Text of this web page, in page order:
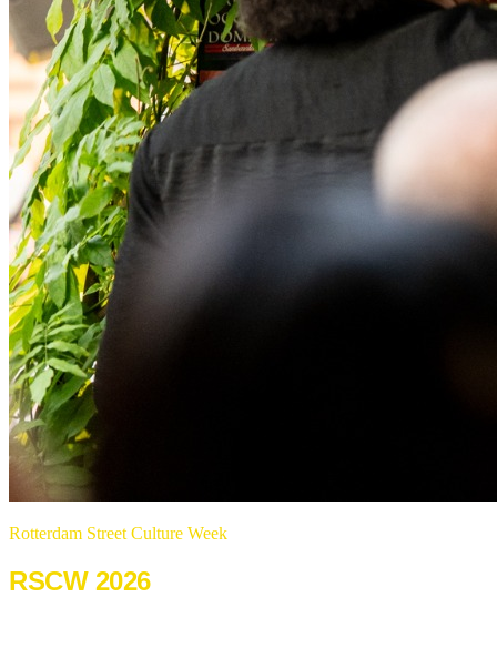
Rotterdam Street Culture Week
RSCW 2026